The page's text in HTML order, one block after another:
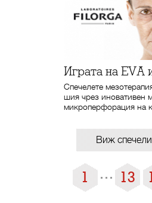
Играта на EVA
Спечелете
шия чрез иновативен
микроперфорация на
Виж
1 13